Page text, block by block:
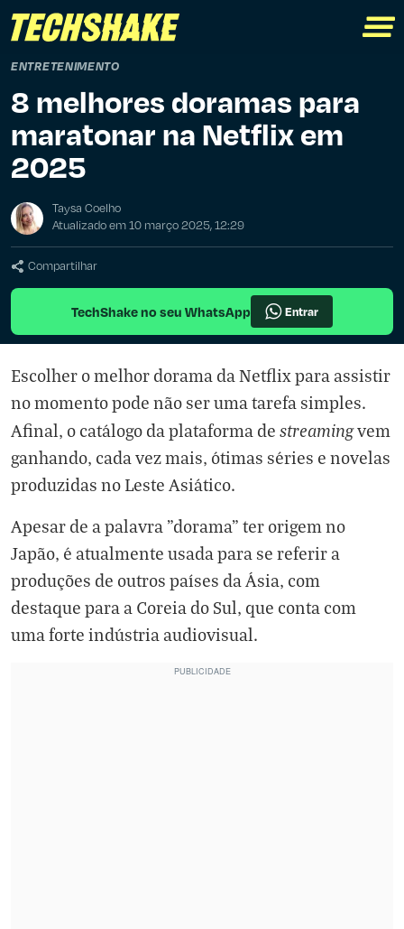
ENTRETENIMENTO
8 melhores doramas para
maratonar na Netflix em
2025
Taysa Coelho
Atualizado em 10 março 2025, 12:29
Compartilhar
TechShake no seu WhatsApp Entrar
Escolher o melhor dorama da Netflix para assistir
no momento pode não ser uma tarefa simples.
Afinal, o catálogo da plataforma de streamingvem
ganhando, cada vez mais, ótimas séries e novelas
produzidas no Leste Asiático.
Apesar de a palavra "dorama" ter origem no
Japão, é atualmente usada para se referir a
produções de outros países da Ásia, com
destaque para a Coreia do Sul, que conta com
uma forte indústria audiovisual.